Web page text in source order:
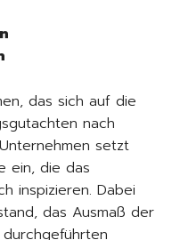
das sich auf die
nach
setzt
ein, die das
inspizieren. Dabei
das Ausmaß der